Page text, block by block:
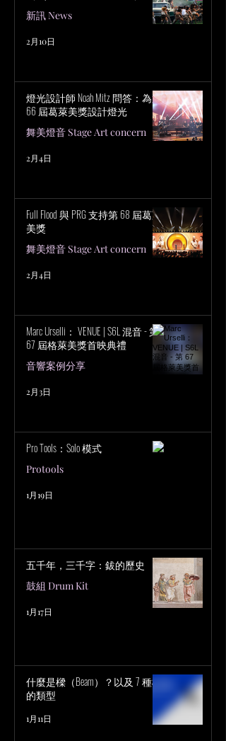
新訊 News
2月10日
燈光設計師 Noah Mitz 問答：為第
66 屆葛萊美獎設計燈光
舞美燈音 Stage Art concern
2月4日
Full Flood 與 PRG 支持第 68 屆葛萊
美獎
舞美燈音 Stage Art concern
2月4日
Marc Urselli： VENUE | S6L 混音 - 第
67 屆格萊美獎首映典禮
音響案例分享
2月3日
Pro Tools：Solo 模式
Protools
1月19日
五千年，三千字：鈸的歷史
鼓組 Drum Kit
1月17日
什麼是樑（Beam）？以及 7 種樑
的類型
1月11日